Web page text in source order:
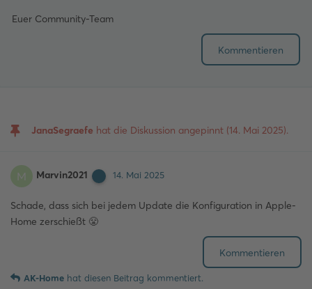
Euer Community-Team
Kommentieren
JanaSegraefe hat die Diskussion angepinnt (14. Mai 2025).
M Marvin2021 14. Mai 2025
Schade, dass sich bei jedem Update die Konfiguration in Apple-
Home zerschießt 😤
Kommentieren
AK-Home hat diesen Beitrag kommentiert.